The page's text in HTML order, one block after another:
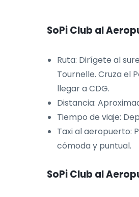
SoPi Club al
Ruta: Dirígete al
Tournelle. Cruza el
llegar a CDG.
Distancia:
Tiempo de viaje:
Taxi al aeropuerto:
cómoda y puntual.
SoPi Club al